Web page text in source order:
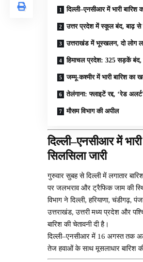
दिल्ली–एनसीआर में भारी बारिश
उत्तर प्रदेश में स्कूल बंद, बाढ़
उत्तराखंड में भूस्खलन, दो लोग
हिमाचल प्रदेश: 325 सड़कें
जम्मू-कश्मीर में भारी बारिश का
तेलंगाना: फ्लाइटें रद्द, ‘रेड
मौसम विभाग की अपील
दिल्ली–एनसीआर में
सिलसिला जारी
गुरुवार सुबह से दिल्ली में लगातार
पर जलभराव और ट्रैफिक जाम की
विभाग ने दिल्ली, हरियाणा, चंडीगढ़,
उत्तराखंड, उत्तरी मध्य प्रदेश और
बारिश की चेतावनी दी है।
दिल्ली–एनसीआर में 16 अगस्त तक
तेज हवाओं के साथ मूसलाधार बारिश